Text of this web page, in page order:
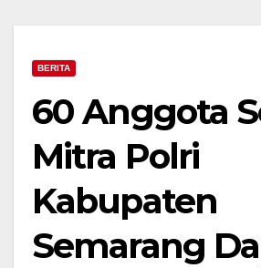
BERITA
60 Anggota
Mitra Polri
Kabupaten
Semarang